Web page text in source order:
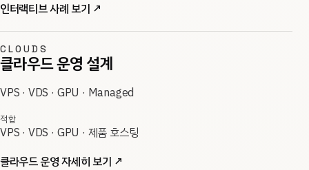
인터랙티브 사례 보기 ↗
CLOUDS
클라우드 운영 설계
VPS · VDS · GPU · Managed
적합
VPS · VDS · GPU · 제품 호스팅
클라우드 운영 자세히 보기 ↗